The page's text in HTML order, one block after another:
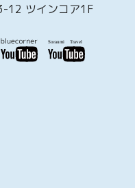
12 ツインコア1F